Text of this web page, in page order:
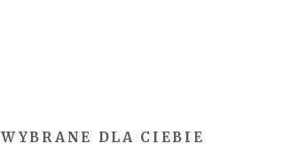
WYBRANE DLA CIEBIE